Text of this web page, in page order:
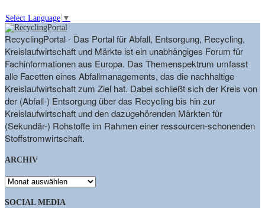
Select Language ▼
RecyclingPortal - Das Portal für Abfall, Entsorgung, Recycling,
Kreislaufwirtschaft und Märkte ist ein unabhängiges Forum für
Fachinformationen aus Europa. Das Themenspektrum umfasst
alle Facetten eines Abfallmanagements, das die nachhaltige
Kreislaufwirtschaft zum Ziel hat. Dabei schließt sich der Kreis von
der (Abfall-) Entsorgung über das Recycling bis hin zur
Kreislaufwirtschaft und den dazugehörenden Märkten für
(Sekundär-) Rohstoffe im Rahmen einer ressourcen-schonenden
Stoffstromwirtschaft.
ARCHIV
ARCHIV
SOCIAL MEDIA